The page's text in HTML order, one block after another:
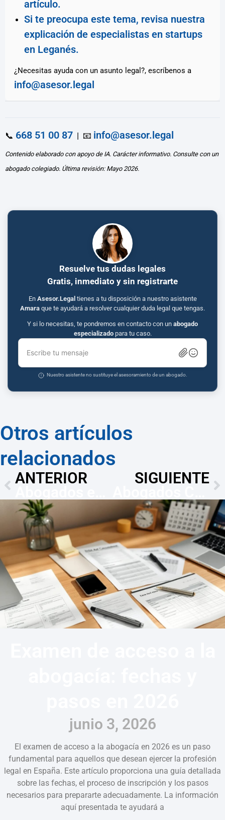
artículo.
Si te preocupa este tema, revisa nuestra
explicación de especialistas en startups
en Leganés.
¿Necesitas ayuda con un asunto legal?, escríbenos a
info@asesor.legal
📞 668 51 00 87 | 📧 info@asesor.legal
Contenido elaborado con apoyo de IA. Carácter informativo. Consulte con un
abogado colegiado. Última revisión: Mayo 2026.
Resuelve tus dudas legales
Gratis, inmediato y sin registrarte
En Asesor.Legal tienes a tu disposición a nuestro asistente
Amara que te ayudará a resolver cualquier duda legal que tengas.
Y si lo necesitas, te pondremos en contacto con un abogado
especializadopara tu caso.
Escribe tu mensaje
Nuestro asistente no sustituye el asesoramiento de un abogado.
Otros artículos
relacionados
ANTERIOR
SIGUIENTE
junio 3, 2026
El examen de acceso a la abogacía en 2026 es un paso
fundamental para aquellos que desean ejercer la profesión
legal en España. Este artículo proporciona una guía detallada
sobre las fechas, el proceso de inscripción y los pasos
necesarios para prepararte adecuadamente. La información
aquí presentada te ayudará a